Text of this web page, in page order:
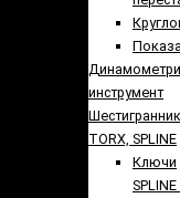
инструмент
TORX, SPLINE
Ключи
SPLINE